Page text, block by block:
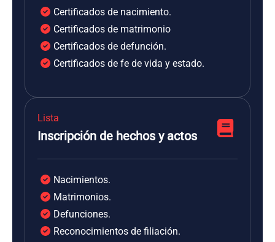
Certificados de nacimiento.
Certificados de matrimonio
Certificados de defunción.
Certificados de fe de vida y estado.
Lista
Inscripción de hechos y actos
Nacimientos.
Matrimonios.
Defunciones.
Reconocimientos de filiación.